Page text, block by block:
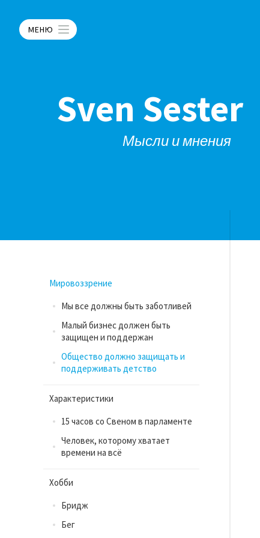
МЕНЮ
Sven Sester
Мысли и мнения
Мировоззрение
Mы все должны быть заботливей
Mалый бизнес должен быть
защищен и поддержан
Oбщество должно защищать и
поддерживать детство
Характеристики
15 часов со Свеном в парламенте
Человек, которому хватает
времени на всё
Хобби
Бридж
Бег